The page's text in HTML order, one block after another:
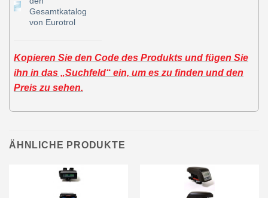
Gesamtkatalog
von Eurotrol
Kopieren Sie den Code des Produkts und fügen Sie
ihn in das „Suchfeld“ ein, um es zu finden und den
Preis zu sehen.
ÄHNLICHE PRODUKTE